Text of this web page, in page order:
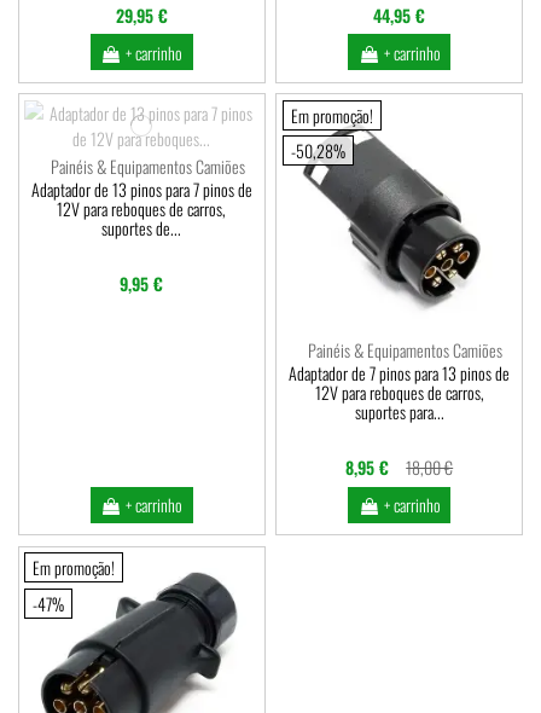
29,95 €
+ carrinho
44,95 €
+ carrinho
Painéis & Equipamentos Camiões
Adaptador de 13 pinos para 7 pinos de
12V para reboques de carros,
suportes de...
9,95 €
+ carrinho
Em promoção!
-50,28%
Painéis & Equipamentos Camiões
Adaptador de 7 pinos para 13 pinos de
12V para reboques de carros,
suportes para...
8,95 €
18,00 €
+ carrinho
Em promoção!
-47%